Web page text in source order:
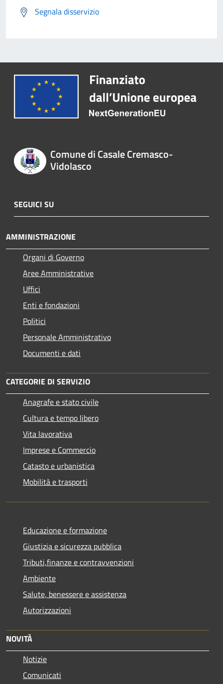
Segnala disservizio
Comune di Casale Cremasco-
Vidolasco
SEGUICI SU
AMMINISTRAZIONE
Organi di Governo
Aree Amministrative
Uffici
Enti e fondazioni
Politici
Personale Amministrativo
Documenti e dati
CATEGORIE DI SERVIZIO
Anagrafe e stato civile
Cultura e tempo libero
Vita lavorativa
Imprese e Commercio
Catasto e urbanistica
Mobilità e trasporti
Educazione e formazione
Giustizia e sicurezza pubblica
Tributi,finanze e contravvenzioni
Ambiente
Salute, benessere e assistenza
Autorizzazioni
NOVITÀ
Notizie
Comunicati